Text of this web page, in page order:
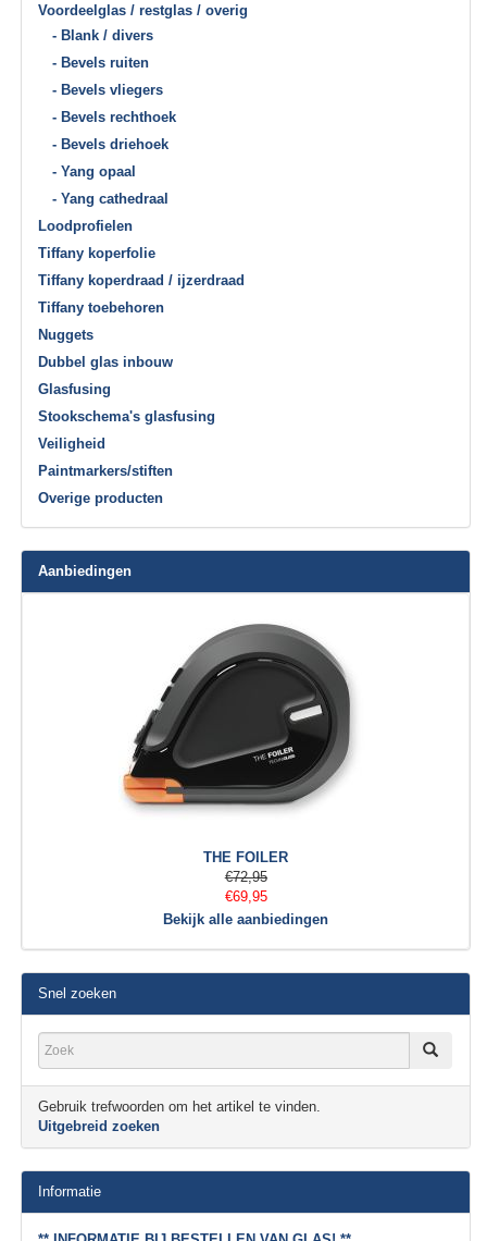
Voordeelglas / restglas / overig
- Blank / divers
- Bevels ruiten
- Bevels vliegers
- Bevels rechthoek
- Bevels driehoek
- Yang opaal
- Yang cathedraal
Loodprofielen
Tiffany koperfolie
Tiffany koperdraad / ijzerdraad
Tiffany toebehoren
Nuggets
Dubbel glas inbouw
Glasfusing
Stookschema's glasfusing
Veiligheid
Paintmarkers/stiften
Overige producten
Aanbiedingen
THE FOILER
€72,95
€69,95
Bekijk alle aanbiedingen
Snel zoeken
Gebruik trefwoorden om het artikel te vinden.
Uitgebreid zoeken
Informatie